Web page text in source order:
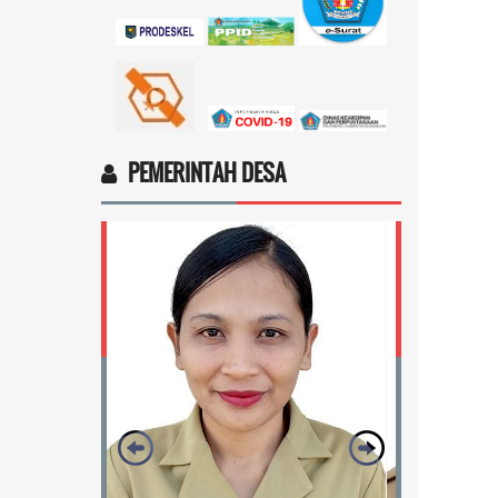
sosial dari pemerintah...selengkapnya
Marten Keny Balubun
17 November 2025 11:18:28
PEMERINTAH DESA